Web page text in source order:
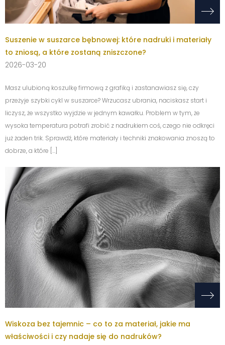
Suszenie w suszarce bębnowej: które nadruki i materiały
to zniosą, a które zostaną zniszczone?
2026-03-20
Masz ulubioną koszulkę firmową z grafiką i zastanawiasz się, czy
przeżyje szybki cykl w suszarce? Wrzucasz ubrania, naciskasz start i
liczysz, że wszystko wyjdzie w jednym kawałku. Problem w tym, że
wysoka temperatura potrafi zrobić z nadrukiem coś, czego nie odkręci
już żaden trik. Sprawdź, które materiały i techniki znakowania znoszą to
dobrze, a które […]
Wiskoza bez tajemnic – co to za materiał, jakie ma
właściwości i czy nadaje się do nadruków?